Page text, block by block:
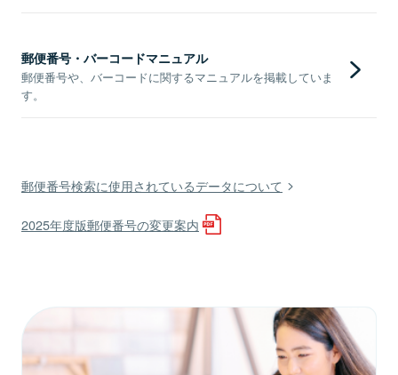
郵便番号・バーコードマニュアル
郵便番号や、バーコードに関するマニュアルを掲載していま
す。
郵便番号検索に使用されているデータについて
2025年度版郵便番号の変更案内